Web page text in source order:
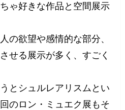
ゃ好きな作品と空間展示
の欲望や感情的な部分、
せる展示が多く、すごく
とシュルレアリスムとい
のロン・ミュエク展もそ